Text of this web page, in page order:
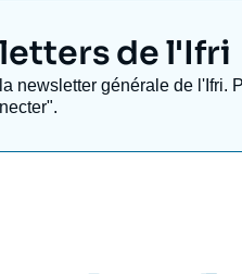
de l'Ifri
newsletter générale de